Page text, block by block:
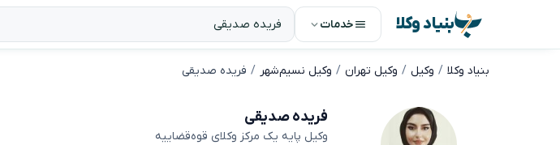
بنیاد وکلا خدمات
بنیاد وکلا وکیل وکیل تهران وکیل نسیم‌شهر فریده صدیقی
فریده صدیقی
وکیل پایه یک مرکز وکلای قوه‌قضاییه